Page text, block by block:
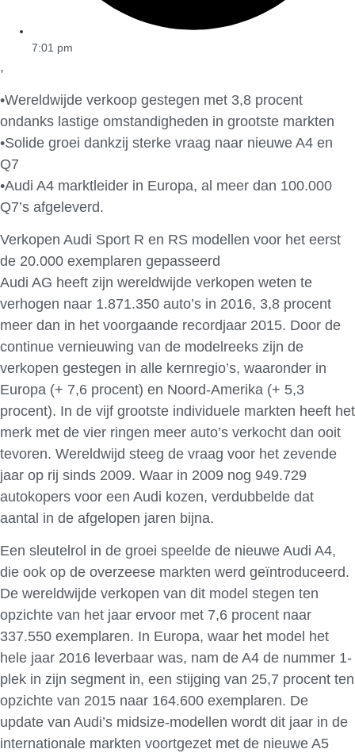
7:01 pm
,
•Wereldwijde verkoop gestegen met 3,8 procent
ondanks lastige omstandigheden in grootste markten
•Solide groei dankzij sterke vraag naar nieuwe A4 en
Q7
•Audi A4 marktleider in Europa, al meer dan 100.000
Q7’s afgeleverd.
Verkopen Audi Sport R en RS modellen voor het eerst
de 20.000 exemplaren gepasseerd
Audi AG heeft zijn wereldwijde verkopen weten te
verhogen naar 1.871.350 auto’s in 2016, 3,8 procent
meer dan in het voorgaande recordjaar 2015. Door de
continue vernieuwing van de modelreeks zijn de
verkopen gestegen in alle kernregio’s, waaronder in
Europa (+ 7,6 procent) en Noord-Amerika (+ 5,3
procent). In de vijf grootste individuele markten heeft het
merk met de vier ringen meer auto’s verkocht dan ooit
tevoren. Wereldwijd steeg de vraag voor het zevende
jaar op rij sinds 2009. Waar in 2009 nog 949.729
autokopers voor een Audi kozen, verdubbelde dat
aantal in de afgelopen jaren bijna.
Een sleutelrol in de groei speelde de nieuwe Audi A4,
die ook op de overzeese markten werd geïntroduceerd.
De wereldwijde verkopen van dit model stegen ten
opzichte van het jaar ervoor met 7,6 procent naar
337.550 exemplaren. In Europa, waar het model het
hele jaar 2016 leverbaar was, nam de A4 de nummer 1-
plek in zijn segment in, een stijging van 25,7 procent ten
opzichte van 2015 naar 164.600 exemplaren. De
update van Audi’s midsize-modellen wordt dit jaar in de
internationale markten voortgezet met de nieuwe A5